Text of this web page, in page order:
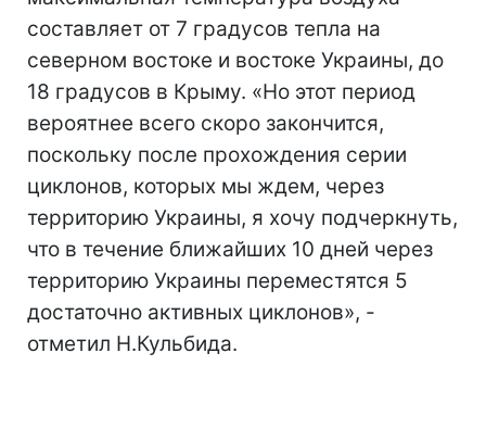
составляет от 7 градусов тепла на
северном востоке и востоке Украины, до
18 градусов в Крыму. «Но этот период
вероятнее всего скоро закончится,
поскольку после прохождения серии
циклонов, которых мы ждем, через
территорию Украины, я хочу подчеркнуть,
что в течение ближайших 10 дней через
территорию Украины переместятся 5
достаточно активных циклонов», -
отметил Н.Кульбида.